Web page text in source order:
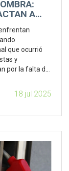
A
que ocurrió
y
por la falta de
18 jul 2025